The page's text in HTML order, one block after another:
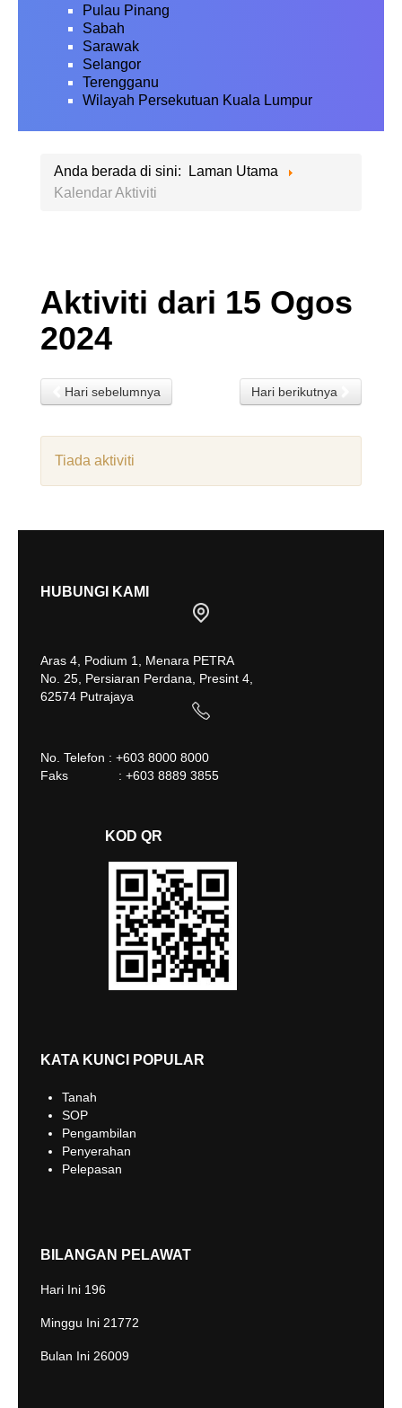
Pulau Pinang
Sabah
Sarawak
Selangor
Terengganu
Wilayah Persekutuan Kuala Lumpur
Anda berada di sini:
Laman Utama
Kalendar Aktiviti
Aktiviti dari 15 Ogos
2024
Hari sebelumnya Hari berikutnya
Tiada aktiviti
HUBUNGI KAMI
Aras 4, Podium 1, Menara PETRA
No. 25, Persiaran Perdana, Presint 4,
62574 Putrajaya
No. Telefon : +603 8000 8000
Faks : +603 8889 3855
KOD QR
KATA KUNCI POPULAR
Tanah
SOP
Pengambilan
Penyerahan
Pelepasan
BILANGAN PELAWAT
Hari Ini 196
Minggu Ini 21772
Bulan Ini 26009